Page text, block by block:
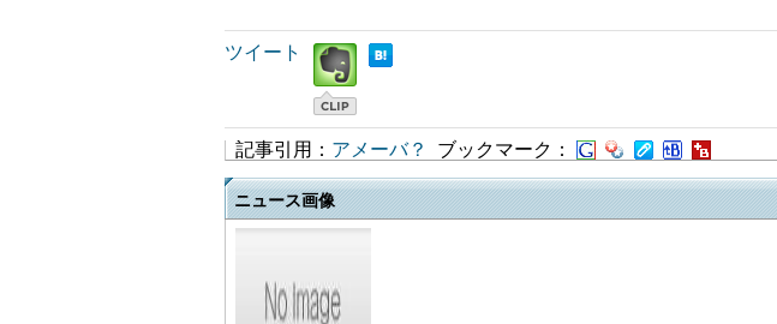
ツイート
記事引用： アメーバ？ ブックマーク：
ニュース画像